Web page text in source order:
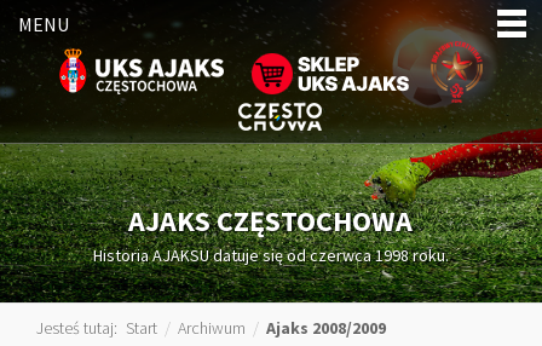
MENU
AJAKS CZĘSTOCHOWA
Historia AJAKSU datuje się od czerwca 1998 roku.
Jesteś tutaj: Start / Archiwum / Ajaks 2008/2009